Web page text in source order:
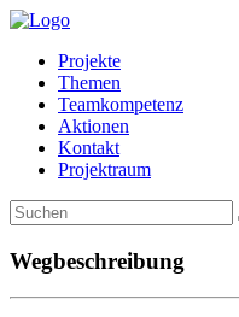
Projekte
Themen
Teamkompetenz
Aktionen
Kontakt
Projektraum
Wegbeschreibung